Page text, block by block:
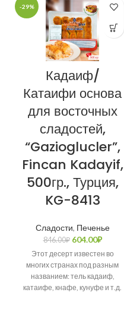
-29%
Кадаиф/
Катаифи основа
для восточных
сладостей,
“Gazioglucler”,
Fincan Kadayif,
500гр., Турция,
KG-8413
Сладости, Печенье
846.00₽ 604.00₽
Этот десерт известен во
многих странах под разным
названием: тель кадаиф,
катаифе, кнафе, кунуфе и т.д.